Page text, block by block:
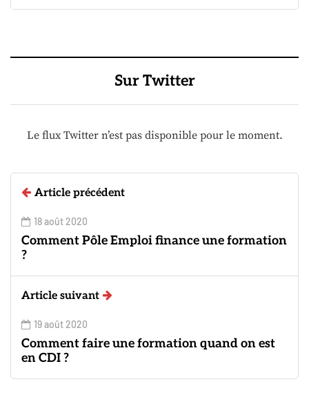
Sur Twitter
Le flux Twitter n’est pas disponible pour le moment.
Article précédent
18 août 2020
Comment Pôle Emploi finance une formation
?
Article suivant
19 août 2020
Comment faire une formation quand on est
en CDI ?